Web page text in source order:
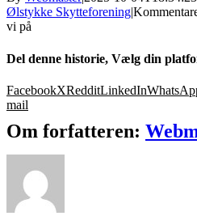
Ølstykke Skytteforening|
vi på
Del denne historie, Vælg din
FacebookXRedditLinkedIn
mail
Om forfatteren: